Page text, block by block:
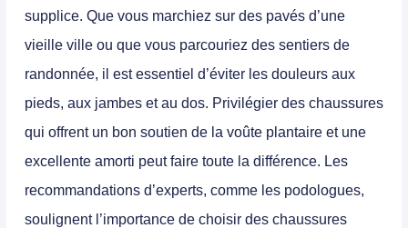
supplice. Que vous marchiez sur des pavés d’une
vieille ville ou que vous parcouriez des sentiers de
randonnée, il est essentiel d’éviter les douleurs aux
pieds, aux jambes et au dos. Privilégier des chaussures
qui offrent un bon soutien de la voûte plantaire et une
excellente amorti peut faire toute la différence. Les
recommandations d’experts, comme les podologues,
soulignent l’importance de choisir des chaussures